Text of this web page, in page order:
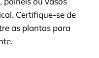
Certifique-se de
as plantas para